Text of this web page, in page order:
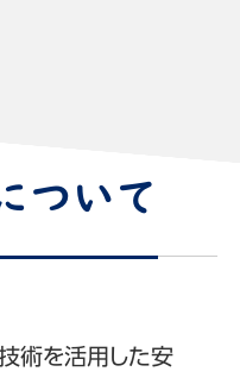
ついて
術を活用した安